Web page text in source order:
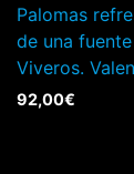
Palomas
de una
Viveros.
92,00€